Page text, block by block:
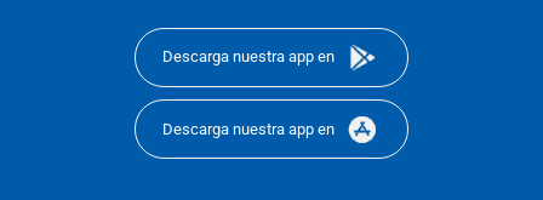
Descarga nuestra app en
Descarga nuestra app en